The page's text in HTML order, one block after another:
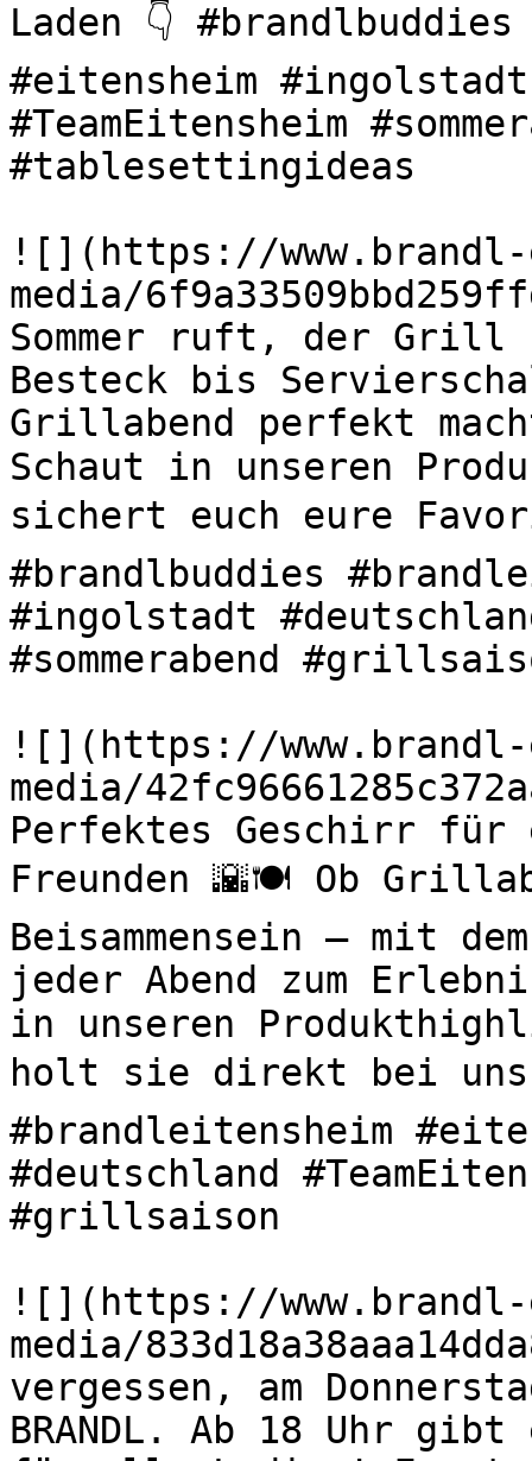
Laden 👇
#eitensheim
#TeamEitensheim
#tablesettingideas
![](https://
media/
Sommer ruft, der Grill
Besteck bis
Grillabend perfekt
Schaut in unseren
sichert euch eure
#brandlbuddies
#ingolstadt
#sommerabend
![](https://
media/
Perfektes Geschirr für
Freunden 🌇🍽️ Ob
Beisammensein – mit
jeder Abend zum
in unseren
holt sie direkt bei uns
#brandleitensheim
#deutschland
#grillsaison
![](https://
media/
vergessen, am
BRANDL. Ab 18 Uhr